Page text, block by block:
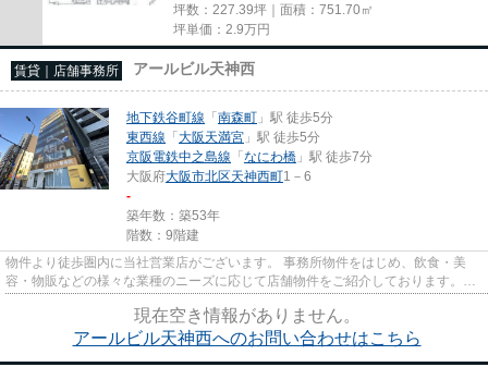
坪数：227.39坪｜面積：751.70㎡
坪単価： 2.9万円
賃貸｜店舗事務所 アールビル天神西
地下鉄谷町線 「南森町 」駅 徒歩5分
東西線 「大阪天満宮 」駅 徒歩5分
京阪電鉄中之島線 「なにわ橋 」駅 徒歩7分
大阪府大阪市北区天神西町1－6
-
築年数：築53年
階数：9階建
物件より徒歩圏内に当社営業店がございます。 事務所物件をはじめ、飲食・美
容・物販などの様々な業種のニーズに応じて店舗物件をご紹介しております。
尚、弊社ではおとり広告は一切...
現在空き情報がありません。
アールビル天神西へのお問い合わせはこちら